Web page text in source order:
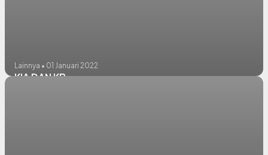
Lainnya • 01 Januari 2022
KIA DAN KB